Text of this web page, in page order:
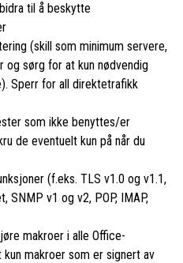
til å beskytte
(skill som minimum servere,
og sørg for at kun nødvendig
Sperr for all direktetrafikk
som ikke benyttes/er
de eventuelt kun på når du
(f.eks. TLS v1.0 og v1.1,
SNMP v1 og v2, POP, IMAP,
makroer i alle Office-
makroer som er signert av